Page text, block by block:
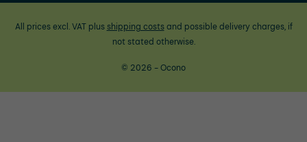
All prices excl. VAT plus shipping costsand possible delivery charges, if
not stated otherwise.
© 2026 - Ocono